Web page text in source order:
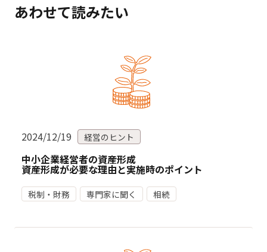
あわせて読みたい
2024/12/19 経営のヒント
中小企業経営者の資産形成
資産形成が必要な理由と実施時のポイント
税制・財務 専門家に聞く 相続